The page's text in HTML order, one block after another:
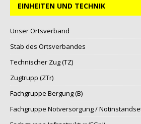
EINHEITEN UND TECHNIK
Unser Ortsverband
Stab des Ortsverbandes
Technischer Zug (TZ)
Zugtrupp (ZTr)
Fachgruppe Bergung (B)
Fachgruppe Notversorgung /